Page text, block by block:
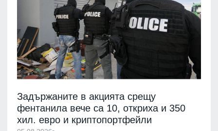
Задържаните в акцията срещу
фентанила вече са 10, откриха и 350
хил. евро и криптопортфейли